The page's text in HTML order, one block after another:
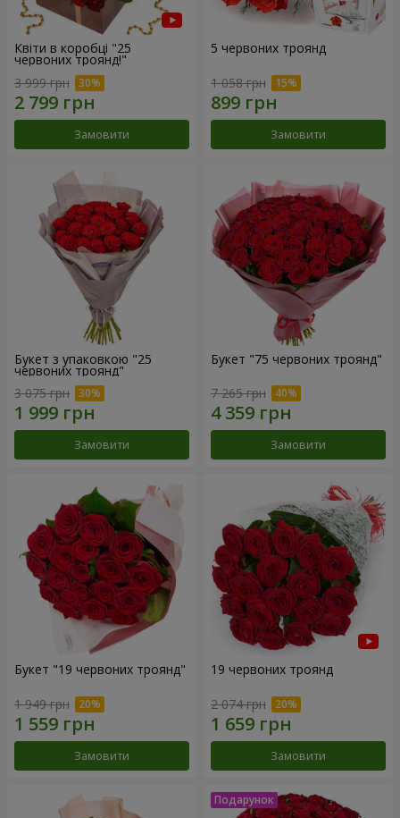
Квіти в коробці "25
червоних троянд!"
3 999 грн
Замовити
5 червоних троянд
1 058 грн
Замовити
Букет з упаковкою "25
червоних троянд"
3 075 грн
Замовити
Букет "75 червоних троянд"
7 265 грн
Замовити
Букет "19 червоних троянд"
1 949 грн
Замовити
19 червоних троянд
2 074 грн
Замовити